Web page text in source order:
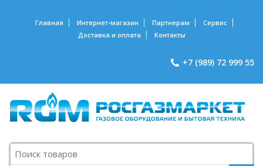
Главная Интернет-магазин Партнерам
Сервис
Доставка и оплата
Контакты
+7 (989) 72 999 55
Поиск